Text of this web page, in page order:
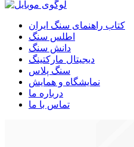
کتاب راهنمای سنگ ایران
اطلس سنگ
دانش سنگ
دیجیتال مارکتینگ
سنگ پلاس
نمایشگاه و همایش
درباره ما
تماس با ما